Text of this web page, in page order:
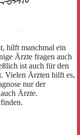
hilft manchmal ein
Ärzte fragen auch
ist auch für den
Vielen Ärzten hilft es,
nur der
Ärzte.